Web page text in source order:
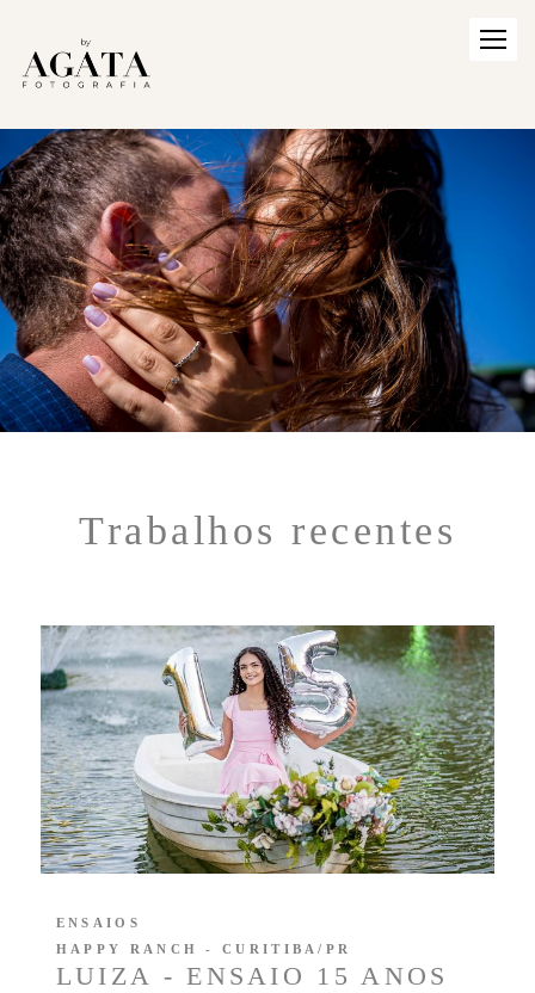
Trabalhos recentes
LUIZA - ENSAIO 15 ANOS
ENSAIOS
HAPPY RANCH - CURITIBA/PR